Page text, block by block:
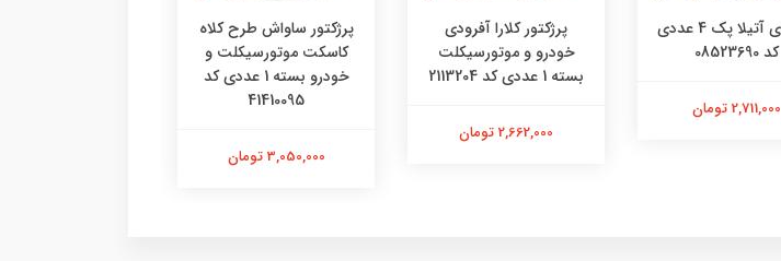
راهنمای آتیلا پک 4 عددی
کد 08523690
2,711,000 تومان
پرژکتور کلارا آفرودی
خودرو و موتورسیکلت
بسته 1 عددی کد 2113204
2,662,000 تومان
پرژکتور ساواش طرح کلاه
کاسکت موتورسیکلت و
خودرو بسته 1 عددی کد
41410095
3,050,000 تومان